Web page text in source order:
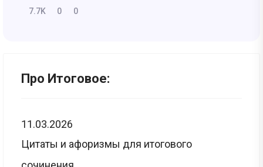
7.7K 0 0
Про Итоговое:
11.03.2026
Цитаты и афоризмы для итогового